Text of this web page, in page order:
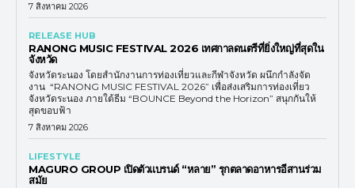
7 สิงหาคม 2026
RELEASE HUB
RANONG MUSIC FESTIVAL 2026 เทศกาลดนตรีที่ยิ่งใหญ่ที่สุดใน
จังหวัด
จังหวัดระนอง โดยสำนักงานการท่องเที่ยวและกีฬาจังหวัด ผนึกกำลังจัด
งาน “RANONG MUSIC FESTIVAL 2026” เพื่อส่งเสริมการท่องเที่ยว
จังหวัดระนอง ภายใต้ธีม “BOUNCE Beyond the Horizon” สนุกกันให้
สุดขอบฟ้า
7 สิงหาคม 2026
LIFESTYLE
MAGURO GROUP เปิดตัวแบรนด์ “หลาย” รุกตลาดอาหารอีสานร่วม
สมัย